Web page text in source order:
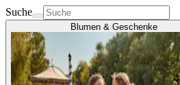
Suche
Blumen & Geschenke